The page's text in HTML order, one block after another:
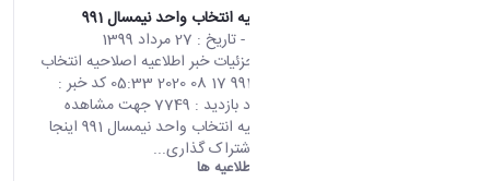
اطلاعیه اصلاحیه انتخاب واحد نیمسال 991
- تاریخ : 27 مرداد 1399
صفحه اصلی جزئیات خبر اطلاعیه اصلاحیه انتخاب
واحد نیمسال 991 17 08 2020 05:33 کد خبر :
700733 تعداد بازدید : 7749 جهت مشاهده
اطلاعیه اصلاحیه انتخاب واحد نیمسال 991 اینجا
کلیک نمایید. اشتراک گذاری...
اطلاعیه ها